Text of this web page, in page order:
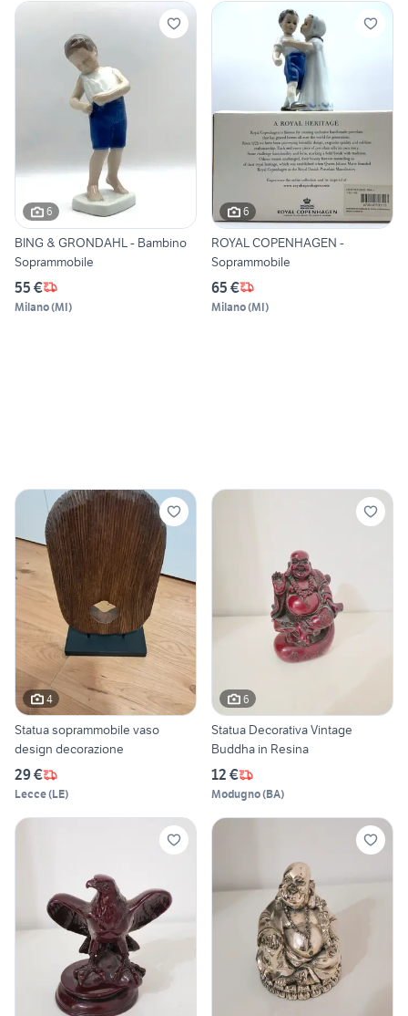
6
BING & GRONDAHL - Bambino
Soprammobile
55 €
Milano(MI)
6
ROYAL COPENHAGEN -
Soprammobile
65 €
Milano(MI)
4
Statua soprammobile vaso
design decorazione
29 €
Lecce(LE)
6
Statua Decorativa Vintage
Buddha in Resina
12 €
Modugno(BA)